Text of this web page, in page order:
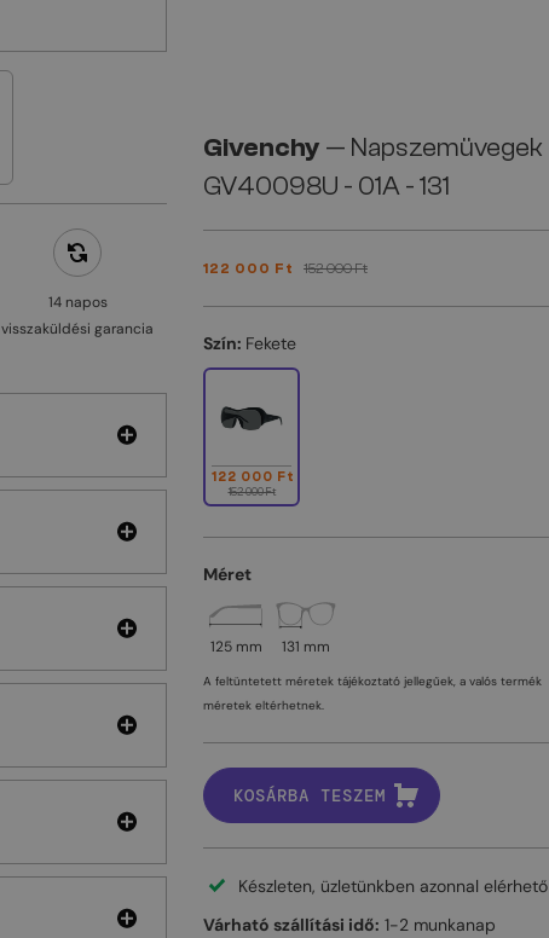
14 napos
visszaküldési garancia
Givenchy — Napszemüvegek
GV40098U - 01A - 131
122 000 Ft 152 000 Ft
Szín: Fekete
122 000 Ft
152 000 Ft
Méret
125 mm 131 mm
A feltüntetett méretek tájékoztató jellegűek, a valós termék
méretek eltérhetnek.
KOSÁRBA TESZEM
Készleten, üzletünkben azonnal elérhető
Várható szállítási idő: 1-2 munkanap